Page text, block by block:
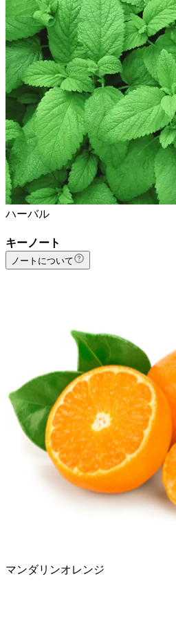
ハーバル
キーノート
ノートについて
マンダリンオレンジ